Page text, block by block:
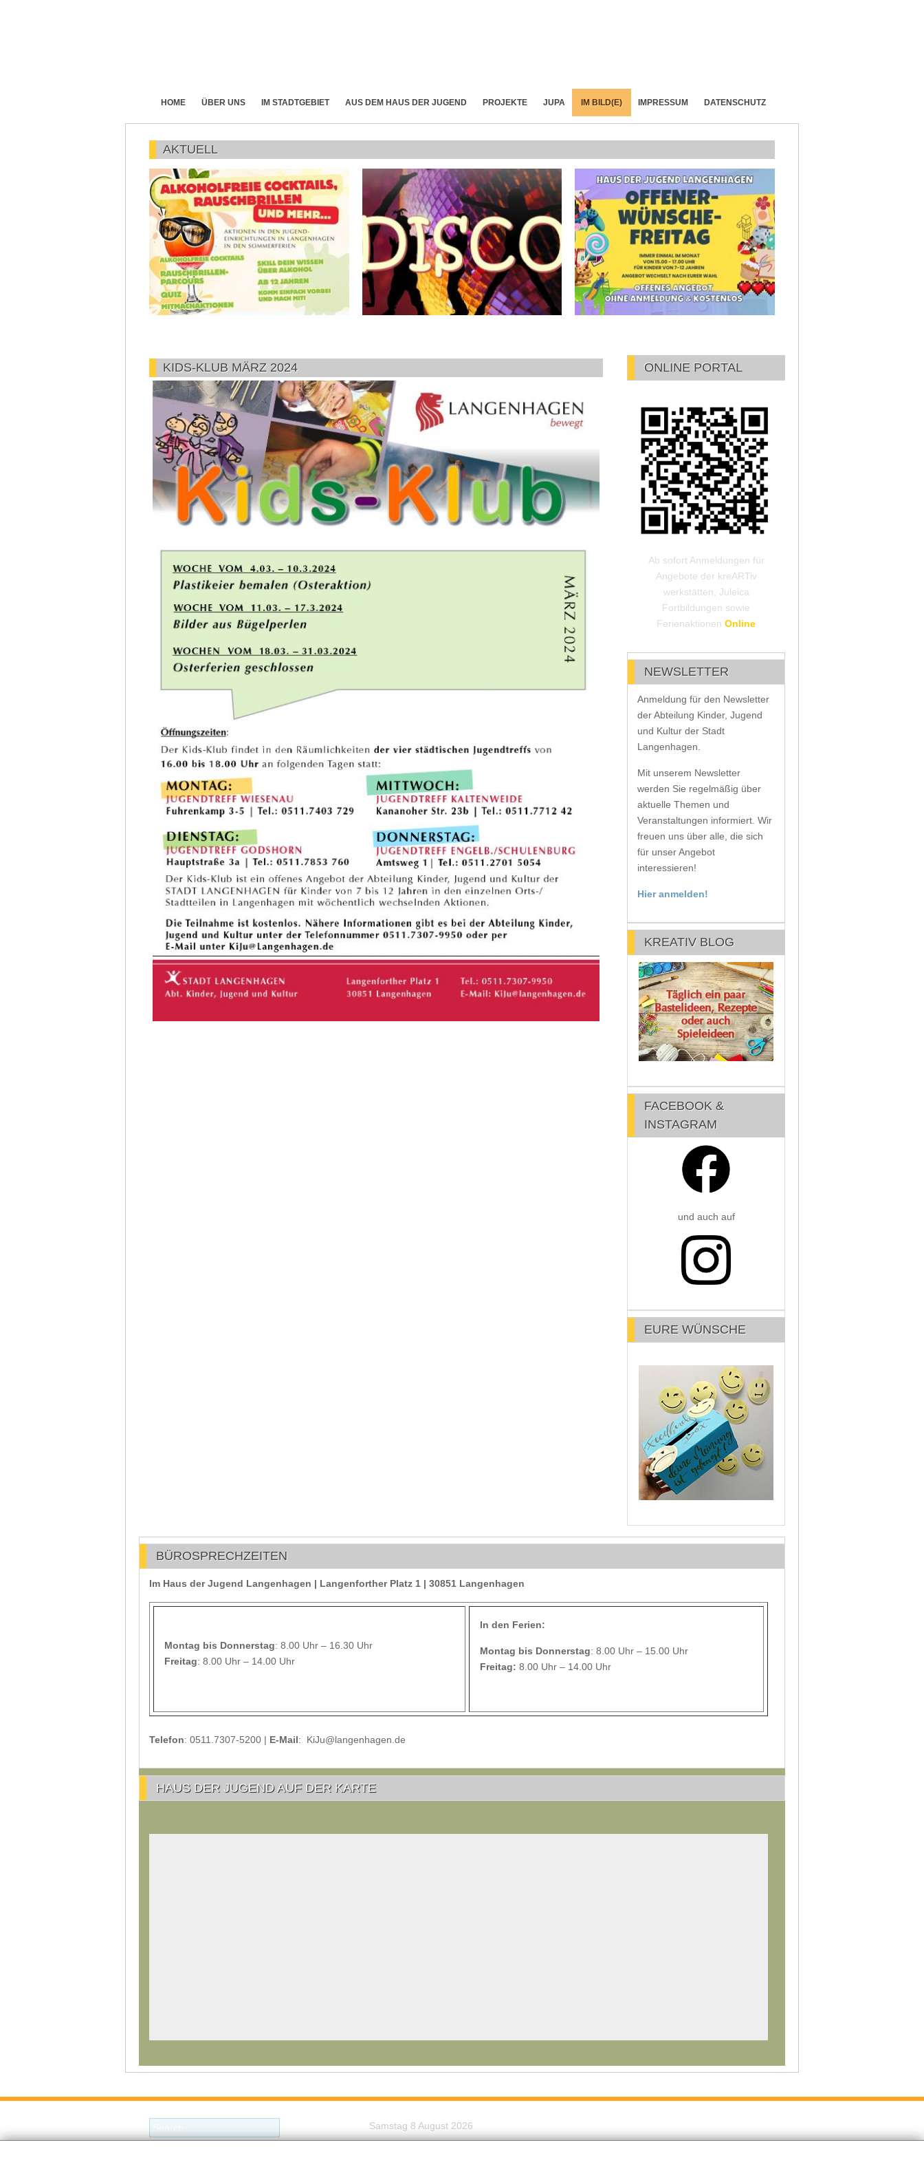
HOME ÜBER UNS IM STADTGEBIET AUS DEM HAUS DER JUGEND PROJEKTE JUPA IM BILD(E) IMPRESSUM DATENSCHUTZ
AKTUELL
KIDS-KLUB MÄRZ 2024 ONLINE PORTAL
Ab sofort Anmeldungen für
Angebote der kreARTiv
werkstätten, Juleica
Fortbildungen sowie
Ferienaktionen Online
NEWSLETTER
Anmeldung für den Newsletter
der Abteilung Kinder, Jugend
und Kultur der Stadt
Langenhagen.
Mit unserem Newsletter
werden Sie regelmäßig über
aktuelle Themen und
Veranstaltungen informiert. Wir
freuen uns über alle, die sich
für unser Angebot
interessieren!
Hier anmelden!
KREATIV BLOG
FACEBOOK &
INSTAGRAM
und auch auf
EURE WÜNSCHE
BÜROSPRECHZEITEN
Im Haus der Jugend Langenhagen | Langenforther Platz 1 | 30851 Langenhagen
Montag bis Donnerstag: 8.00 Uhr – 16.30 Uhr
Freitag: 8.00 Uhr – 14.00 Uhr
In den Ferien:
Montag bis Donnerstag: 8.00 Uhr – 15.00 Uhr
Freitag: 8.00 Uhr – 14.00 Uhr
Telefon: 0511.7307-5200 | E-Mail: KiJu@langenhagen.de
HAUS DER JUGEND AUF DER KARTE
Samstag 8 August 2026